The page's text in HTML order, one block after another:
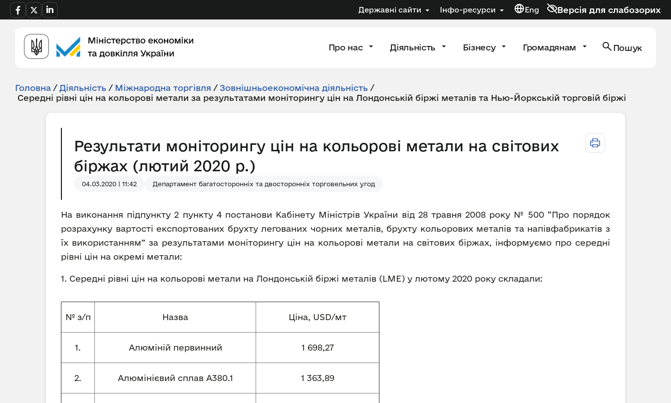
Державні сайти Інфо-ресурси Eng Версія для слабозорих
Про нас Діяльність Бізнесу Громадянам Пошук
Головна / Діяльність / Міжнародна торгівля / Зовнішньоекономічна діяльність /
Середні рівні цін на кольорові метали за результатами моніторингу цін на Лондонській біржі металів та Нью-Йоркській торговій біржі
Результати моніторингу цін на кольорові метали на світових
біржах (лютий 2020 р.)
04.03.2020 | 11:42 Департамент багатосторонніх та двосторонніх торговельних угод
На виконання підпункту 2 пункту 4 постанови Кабінету Міністрів України від 28 травня 2008 року № 500 “Про порядок
розрахунку вартості експортованих брухту легованих чорних металів, брухту кольорових металів та напівфабрикатів з
їх використанням” за результатами моніторингу цін на кольорові метали на світових біржах, інформуємо про середні
рівні цін на окремі метали:
1. Середні рівні цін на кольорові метали на Лондонській біржі металів (LME) у лютому 2020 року складали:
№ з/п Назва Ціна, USD/мт
1. Алюміній первинний 1 698,27
2. Алюмінієвий сплав А380.1 1 363,89